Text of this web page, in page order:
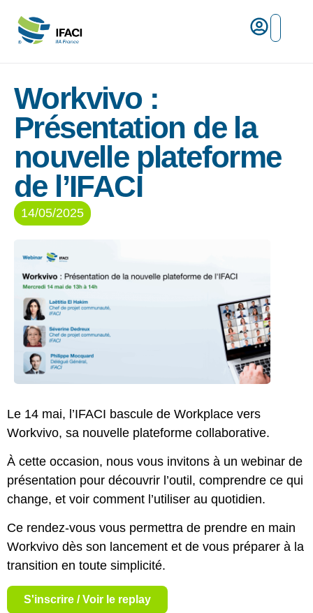
Workvivo :
Présentation de la
nouvelle plateforme
de l’IFACI
14/05/2025
Le 14 mai, l’IFACI bascule de Workplace vers
Workvivo, sa nouvelle plateforme collaborative.
À cette occasion, nous vous invitons à un webinar de
présentation pour découvrir l’outil, comprendre ce qui
change, et voir comment l’utiliser au quotidien.
Ce rendez-vous vous permettra de prendre en main
Workvivo dès son lancement et de vous préparer à la
transition en toute simplicité.
S'inscrire / Voir le replay